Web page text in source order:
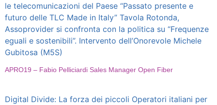
le telecomunicazioni del Paese “Passato presente e
futuro delle TLC Made in Italy” Tavola Rotonda,
Assoprovider si confronta con la politica su “Frequenze
eguali e sostenibili”. Intervento dell’Onorevole Michele
Gubitosa (M5S)
APRO19 – Fabio Pelliciardi Sales Manager Open Fiber
Digital Divide: La forza dei piccoli Operatori italiani per